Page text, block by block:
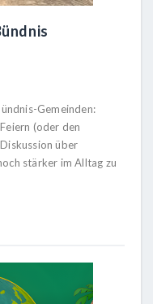
Gemeinden:
(oder den
über
stärker im Alltag zu